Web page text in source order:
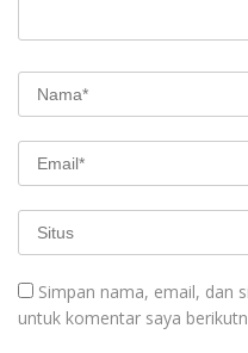
Simpan nama, email, dan
untuk komentar saya